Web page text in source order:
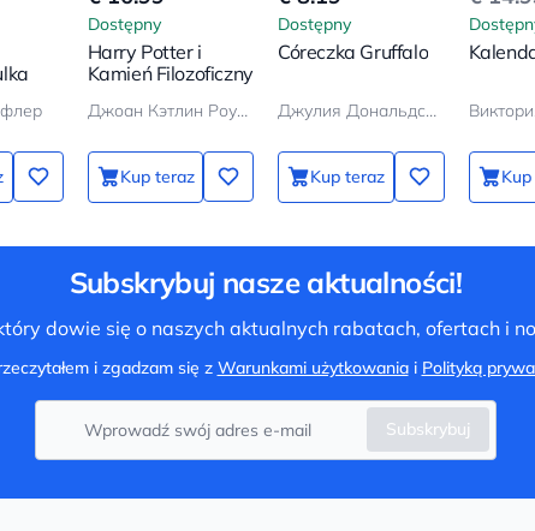
Dostępny
Harry Potter i
Kamień Filozoficzny
Джоан Кэтлин Роулинг
Kup teraz
Dostępny
Córeczka Gruffalo
Джулия Дональдсон
Kup teraz
Subskrybuj nasze aktualności!
dowie się o naszych aktualnych rabatach, ofertach i
i zgadzam się z Warunkami użytkowaniai Polityką
Subskrybuj